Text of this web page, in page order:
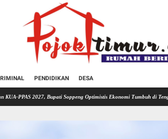
PENDIDIKAN DESA
Soppeng Optimistis Ekonomi Tumbuh di Tengah Tekanan Fiskal